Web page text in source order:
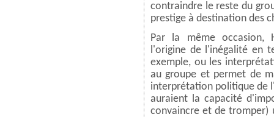
contraindre le reste du
prestige à destination des
Par la même occasion,
l'origine de l'inégalité en
exemple, ou les
au groupe et permet de
interprétation politique de
auraient la capacité
convaincre et de tromper)